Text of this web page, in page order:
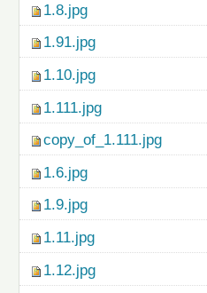
1.8.jpg
1.91.jpg
1.10.jpg
1.111.jpg
copy_of_1.111.jpg
1.6.jpg
1.9.jpg
1.11.jpg
1.12.jpg